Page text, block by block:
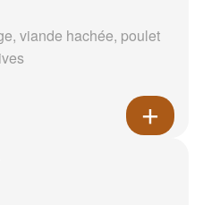
viande hachée, poulet